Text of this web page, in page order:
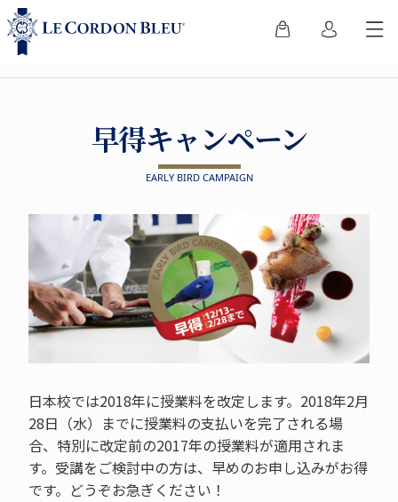
早得キャンペーン
EARLY BIRD CAMPAIGN
日本校では2018年に授業料を改定します。2018年2月
28日（水）までに授業料の支払いを完了される場
合、特別に改定前の2017年の授業料が適用されま
す。受講をご検討中の方は、早めのお申し込みがお得
です。どうぞお急ぎください！